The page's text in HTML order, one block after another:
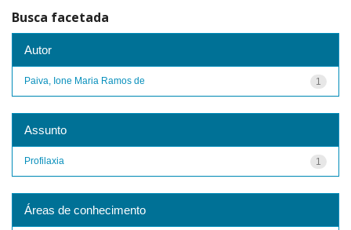
Busca facetada
Autor
1
Paiva, Ione Maria Ramos de
Assunto
1
Profilaxia
Áreas de conhecimento